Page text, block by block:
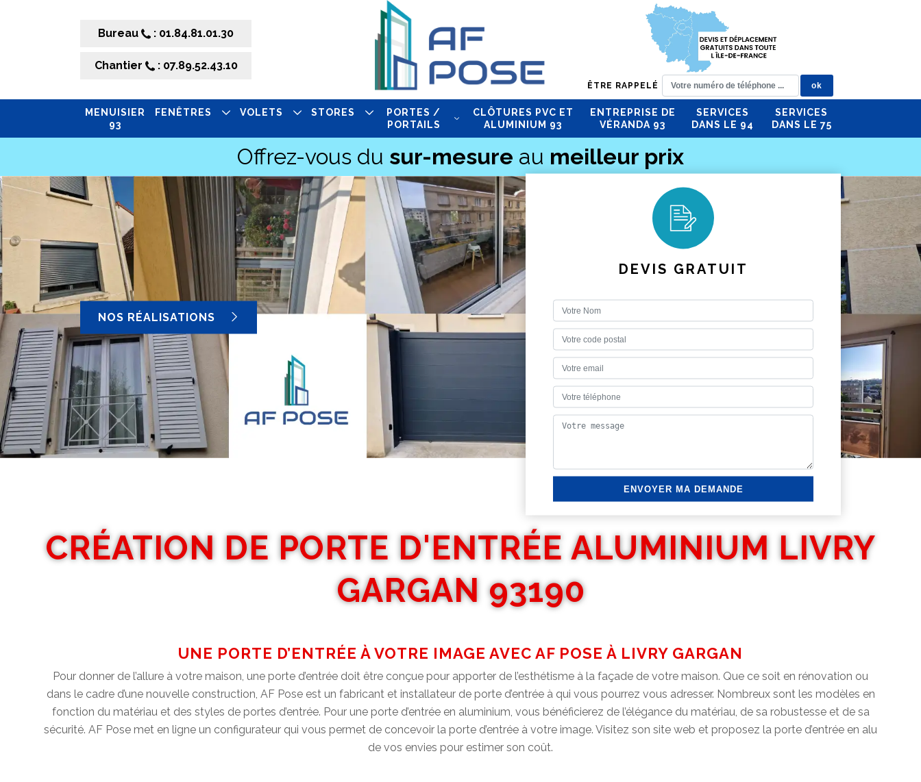
Bureau : 01.84.81.01.30
Chantier : 07.89.52.43.10
ÊTRE RAPPELÉ
MENUISIER
93
FENÊTRES VOLETS STORES
PORTES /
PORTAILS
CLÔTURES PVC ET
ALUMINIUM 93
ENTREPRISE DE
VÉRANDA 93
SERVICES
DANS LE 94
SERVICES
DANS LE 75
Offrez-vous du sur-mesure au meilleur prix
NOS RÉALISATIONS
DEVIS GRATUIT
CRÉATION DE PORTE D'ENTRÉE ALUMINIUM LIVRY
GARGAN 93190
UNE PORTE D’ENTRÉE À VOTRE IMAGE AVEC AF POSE À LIVRY GARGAN
Pour donner de l’allure à votre maison, une porte d’entrée doit être conçue pour apporter de l’esthétisme à la façade de votre maison. Que ce soit en rénovation ou
dans le cadre d’une nouvelle construction, AF Pose est un fabricant et installateur de porte d’entrée à qui vous pourrez vous adresser. Nombreux sont les modèles en
fonction du matériau et des styles de portes d’entrée. Pour une porte d’entrée en aluminium, vous bénéficierez de l’élégance du matériau, de sa robustesse et de sa
sécurité. AF Pose met en ligne un configurateur qui vous permet de concevoir la porte d’entrée à votre image. Visitez son site web et proposez la porte d’entrée en alu
de vos envies pour estimer son coût.